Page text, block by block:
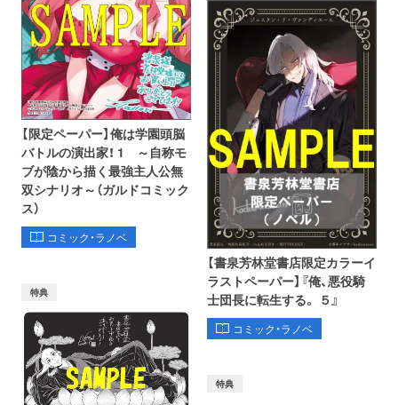
【限定ペーパー】俺は学園頭脳
バトルの演出家！ 1 ～自称モ
ブが陰から描く最強主人公無
双シナリオ～（ガルドコミック
ス）
コミック・ラノベ
【書泉芳林堂書店限定カラーイ
ラストペーパー】『俺、悪役騎
士団長に転生する。 ５』
コミック・ラノベ
特典
特典